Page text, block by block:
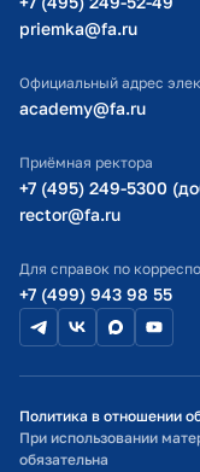
Министерство
priemka@fa.ru
Официальный адрес
academy@fa.ru
Приёмная ректора
+7 (495) 249-5300
rector@fa.ru
Для справок по
+7 (499) 943 98 55
Политика в отношении
При использовании
обязательна